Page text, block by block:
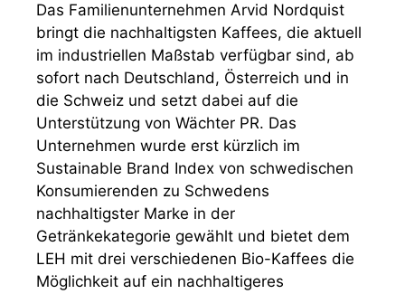
Das Familienunternehmen Arvid Nordquist
bringt die nachhaltigsten Kaffees, die aktuell
im industriellen Maßstab verfügbar sind, ab
sofort nach Deutschland, Österreich und in
die Schweiz und setzt dabei auf die
Unterstützung von Wächter PR. Das
Unternehmen wurde erst kürzlich im
Sustainable Brand Index von schwedischen
Konsumierenden zu Schwedens
nachhaltigster Marke in der
Getränkekategorie gewählt und bietet dem
LEH mit drei verschiedenen Bio-Kaffees die
Möglichkeit auf ein nachhaltigeres